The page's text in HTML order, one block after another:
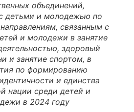
объединений,
детьми и молодежью по
связанным с
и молодежи в занятие
здоровый
и занятие спортом, в
по формированию
и единства
нации среди детей и
в 2024 году